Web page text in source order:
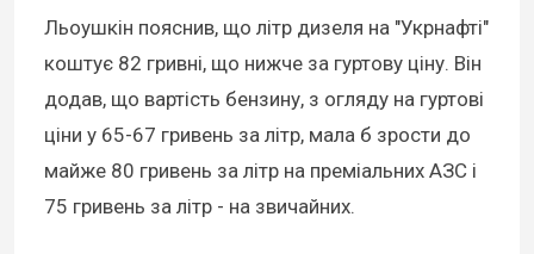
Льоушкін пояснив, що літр дизеля на "Укрнафті"
коштує 82 гривні, що нижче за гуртову ціну. Він
додав, що вартість бензину, з огляду на гуртові
ціни у 65-67 гривень за літр, мала б зрости до
майже 80 гривень за літр на преміальних АЗС і
75 гривень за літр - на звичайних.